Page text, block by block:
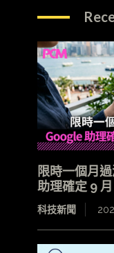
限時一個月
助理確定 9 月
科技新聞